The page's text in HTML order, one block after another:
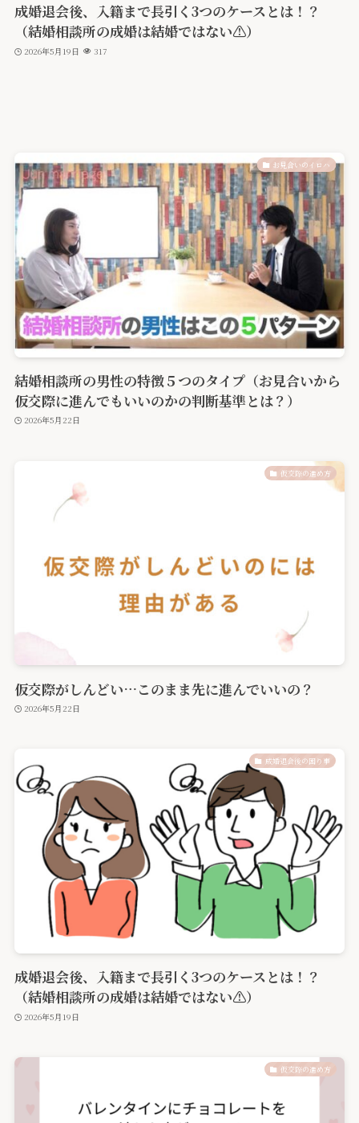
成婚退会後、入籍まで長引く3つのケースとは！？
（結婚相談所の成婚は結婚ではない⚠️）
2026年5月19日 317
お見合いのイロハ
結婚相談所の男性の特徴５つのタイプ（お見合いから
仮交際に進んでもいいのかの判断基準とは？）
2026年5月22日
仮交際の進め方
仮交際がしんどい…このまま先に進んでいいの？
2026年5月22日
成婚退会後の困り事
成婚退会後、入籍まで長引く3つのケースとは！？
（結婚相談所の成婚は結婚ではない⚠️）
2026年5月19日
仮交際の進め方